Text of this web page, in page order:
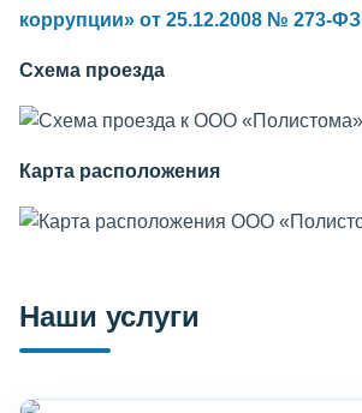
коррупции» от 25.12.2008 № 273-ФЗ
Схема проезда
Карта расположения
Наши услуги